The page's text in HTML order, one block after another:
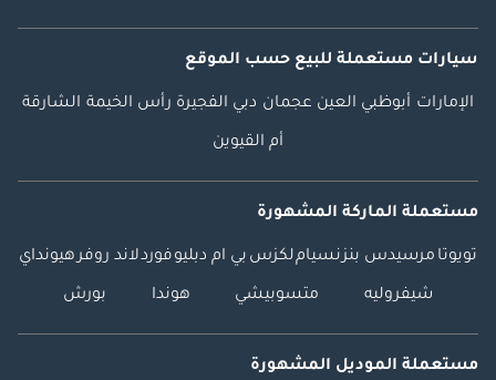
سيارات مستعملة للبيع حسب الموقع
الإمارات أبوظبي العين عجمان دبي الفجيرة رأس الخيمة الشارقة
أم القيوين
مستعملة الماركة المشهورة
تويوتا مرسيدس بنزنسياملكزس بي ام دبليوفوردلاند روفرهيونداي
شيفروليه متسوبيشي هوندا بورش
مستعملة الموديل المشهورة